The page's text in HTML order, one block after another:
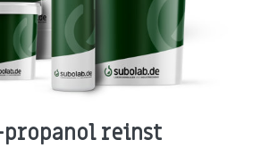
propanol reinst